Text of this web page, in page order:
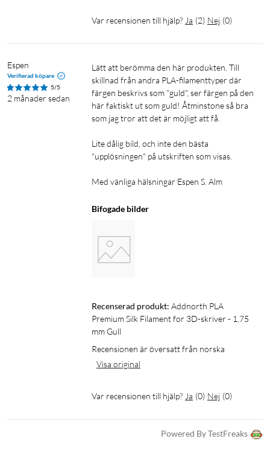
Var recensionen till hjälp? Ja (2) Nej (0)
Espen
Verifierad köpare
5/5
2 månader sedan
Lätt att berömma den här produkten. Till
skillnad från andra PLA-filamenttyper där
färgen beskrivs som "guld", ser färgen på den
här faktiskt ut som guld! Åtminstone så bra
som jag tror att det är möjligt att få.
Lite dålig bild, och inte den bästa
"upplösningen" på utskriften som visas.
Med vänliga hälsningar Espen S. Alm
Bifogade bilder
Recenserad produkt: Addnorth PLA
Premium Silk Filament for 3D-skriver - 1,75
mm Gull
Recensionen är översatt från norska
Visa original
Var recensionen till hjälp? Ja (0) Nej (0)
Powered By TestFreaks